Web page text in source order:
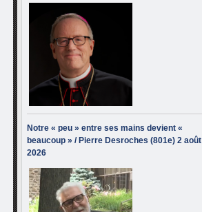
Notre « peu » entre ses mains devient «
beaucoup » / Pierre Desroches (801e) 2 août
2026